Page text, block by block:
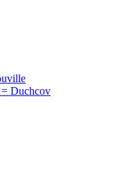
= Duchcov